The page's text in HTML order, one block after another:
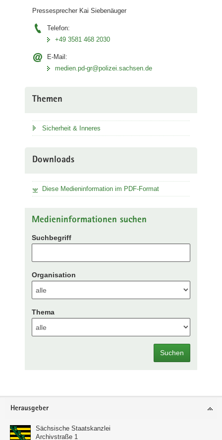
Pressesprecher Kai Siebenäuger
Telefon:
+49 3581 468 2030
E-Mail:
medien.pd-gr@polizei.sachsen.de
Themen
Sicherheit & Inneres
Downloads
Diese Medieninformation im PDF-Format
Medieninformationen suchen
Suchbegriff
Organisation
Thema
Suchen
Footer-
Herausgeber
Sächsische Staatskanzlei
Archivstraße 1